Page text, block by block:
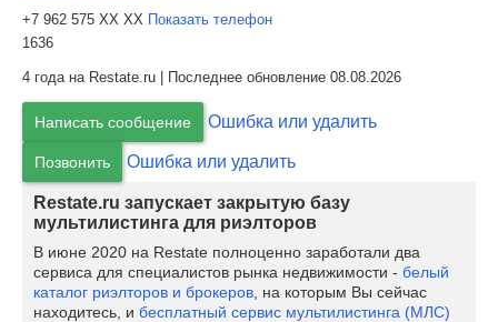
+7 962 575 XX XX Показать телефон
1636
4 года на Restate.ru | Последнее обновление 08.08.2026
Написать сообщение Ошибка или удалить
Позвонить Ошибка или удалить
Restate.ru запускает закрытую базу
мультилистинга для риэлторов
В июне 2020 на Restate полноценно заработали два
сервиса для специалистов рынка недвижимости - белый
каталог риэлторов и брокеров , на которым Вы сейчас
находитесь, и бесплатный сервис мультилистинга (МЛС)